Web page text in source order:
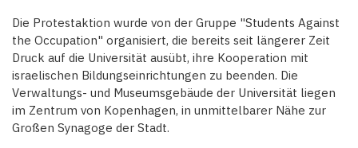
Die Protestaktion wurde von der Gruppe "Students Against
the Occupation" organisiert, die bereits seit längerer Zeit
Druck auf die Universität ausübt, ihre Kooperation mit
israelischen Bildungseinrichtungen zu beenden. Die
Verwaltungs- und Museumsgebäude der Universität liegen
im Zentrum von Kopenhagen, in unmittelbarer Nähe zur
Großen Synagoge der Stadt.